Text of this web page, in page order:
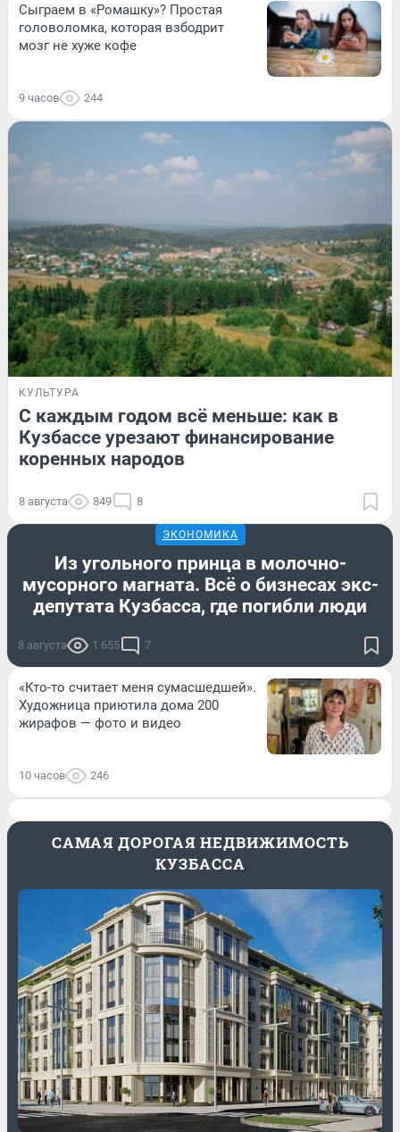
Сыграем в «Ромашку»? Простая
головоломка, которая взбодрит
мозг не хуже кофе
9 часов 244
КУЛЬТУРА
С каждым годом всё меньше: как в
Кузбассе урезают финансирование
коренных народов
8 августа 849 8
ЭКОНОМИКА
Из угольного принца в молочно-
мусорного магната. Всё о бизнесах экс-
депутата Кузбасса, где погибли люди
8 августа 1 655 7
«Кто-то считает меня сумасшедшей».
Художница приютила дома 200
жирафов — фото и видео
10 часов 246
САМАЯ ДОРОГАЯ НЕДВИЖИМОСТЬ
КУЗБАССА